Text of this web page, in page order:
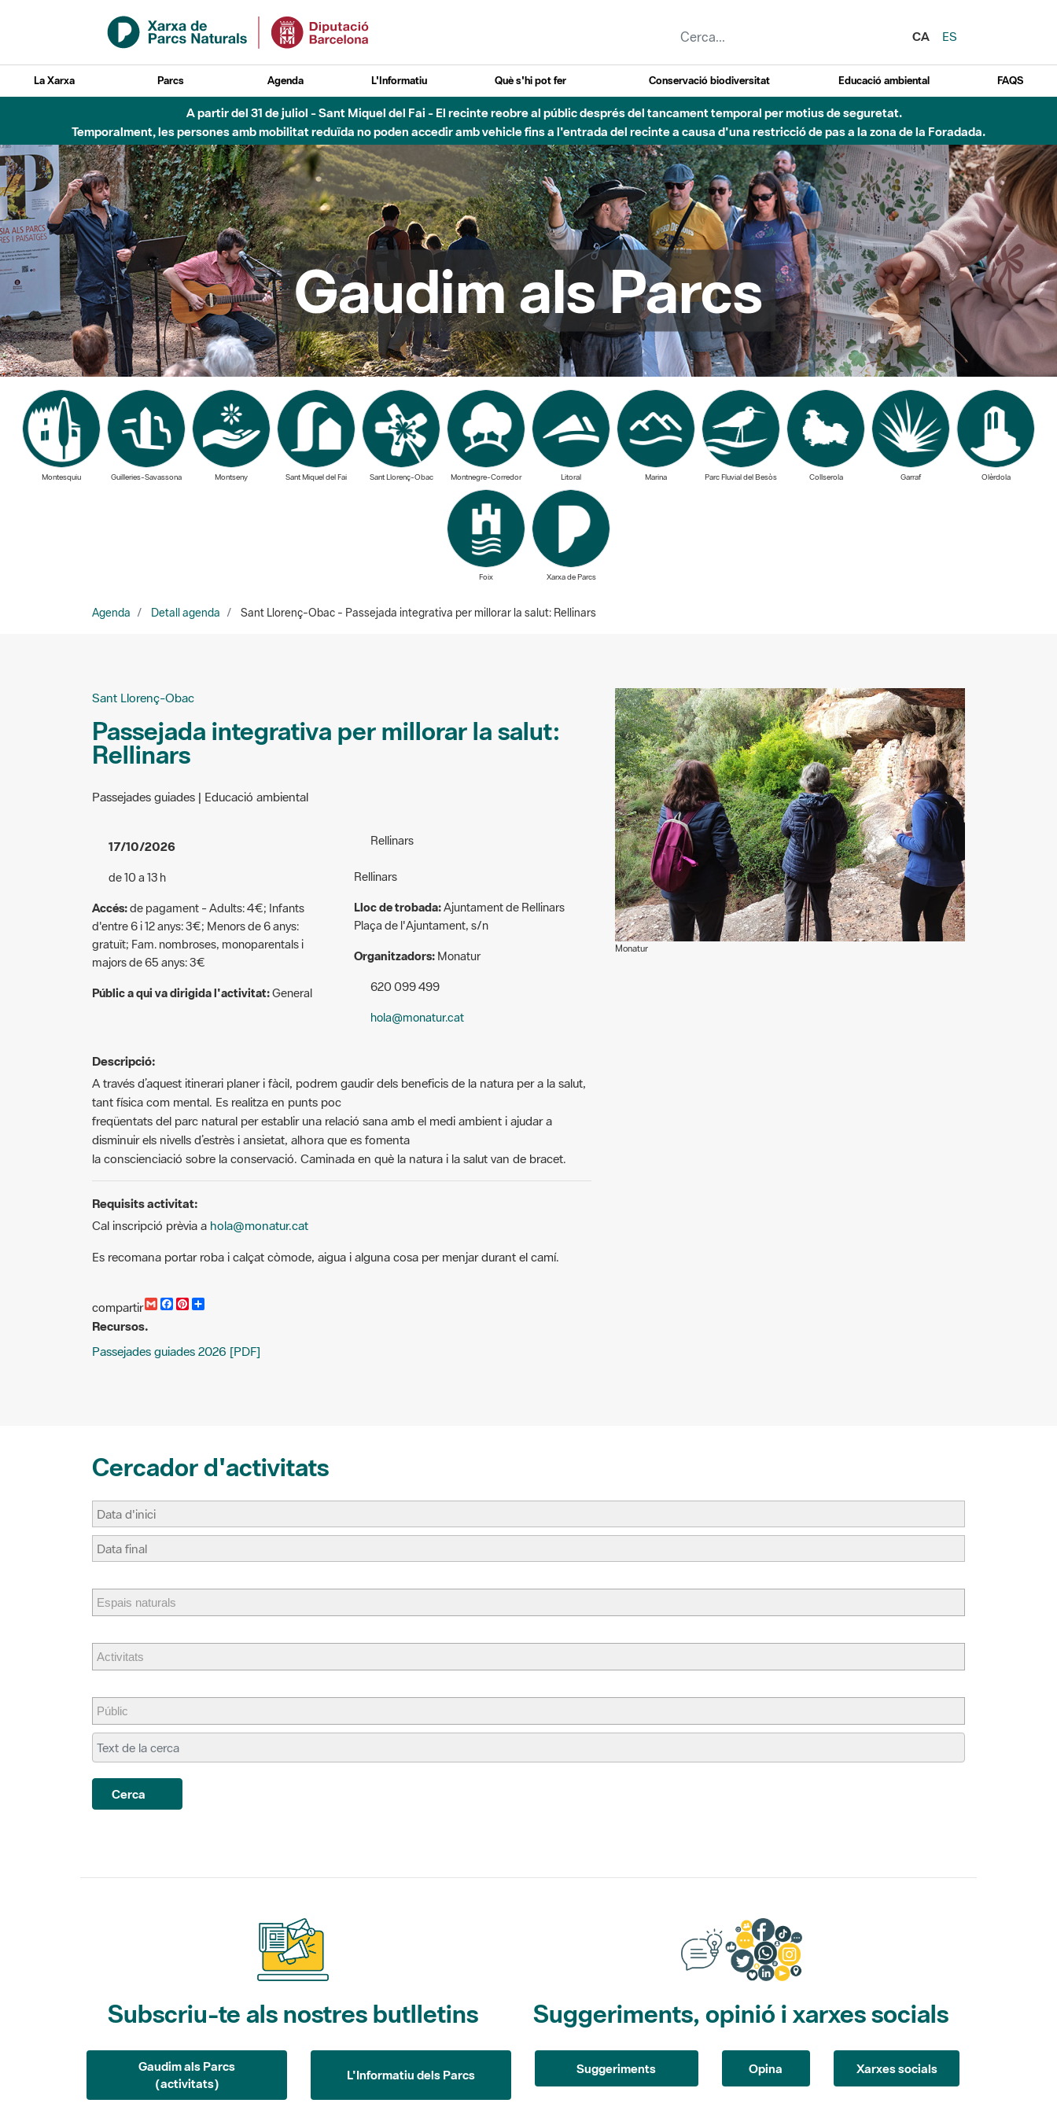
Salta al contingut principal
CA
ES
La Xarxa Parcs Agenda L'Informatiu Què s'hi pot fer Conservació biodiversitat Educació ambiental FAQS
6 d'agost - Parc Fluvial Besòs - Activació de la Fase d'Alerta del Parc Fluvial del Besòs per pluges intenses.
Tancats els accessos al Parc.
Gaudim als Parcs
Montesquiu Guilleries-Savassona Montseny Sant Miquel del Fai Sant Llorenç-Obac Montnegre-Corredor Litoral Marina Parc Fluvial del Besòs Collserola Garraf Olèrdola
Foix Xarxa de Parcs
Agenda Detall agenda Sant Llorenç-Obac - Passejada integrativa per millorar la salut: Rellinars
Sant Llorenç-Obac
Passejada integrativa per millorar la salut:
Rellinars
Passejades guiades | Educació ambiental
17/10/2026
de 10 a 13 h
Accés:de pagament - Adults: 4€; Infants
d'entre 6 i 12 anys: 3€; Menors de 6 anys:
gratuït; Fam. nombroses, monoparentals i
majors de 65 anys: 3€
Públic a qui va dirigida l'activitat:General
Rellinars
Rellinars
Lloc de trobada:Ajuntament de Rellinars
Plaça de l'Ajuntament, s/n
Organitzadors:Monatur
620 099 499
hola@monatur.cat
Monatur
Descripció:
A través d’aquest itinerari planer i fàcil, podrem gaudir dels beneficis de la natura per a la salut,
tant física com mental. Es realitza en punts poc
freqüentats del parc natural per establir una relació sana amb el medi ambient i ajudar a
disminuir els nivells d’estrès i ansietat, alhora que es fomenta
la conscienciació sobre la conservació. Caminada en què la natura i la salut van de bracet.
Requisits activitat:
Cal inscripció prèvia a hola@monatur.cat
Es recomana portar roba i calçat còmode, aigua i alguna cosa per menjar durant el camí.
compartir
G
l
F
b
P
e a
Recursos.
Passejades guiades 2026 [PDF]
Cercador d'activitats
Cerca
Subscriu-te als nostres butlletins
Gaudim als Parcs
(activitats)
L'Informatiu dels Parcs
Suggeriments, opinió i xarxes socials
Suggeriments Opina Xarxes socials